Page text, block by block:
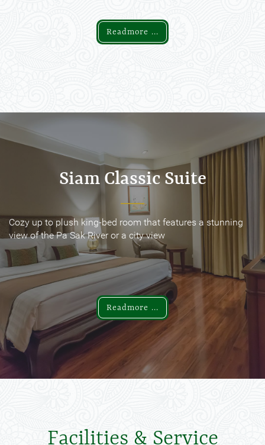
Readmore ...
Siam Classic Suite
Cozy up to plush king-bed room that features a stunning
view of the Pa Sak River or a city view
Readmore ...
Siam Classic Suite
Cozy up to plush king-bed room that features a stunning
view of the Pa Sak River or a city view
Readmore ...
Facilities & Service